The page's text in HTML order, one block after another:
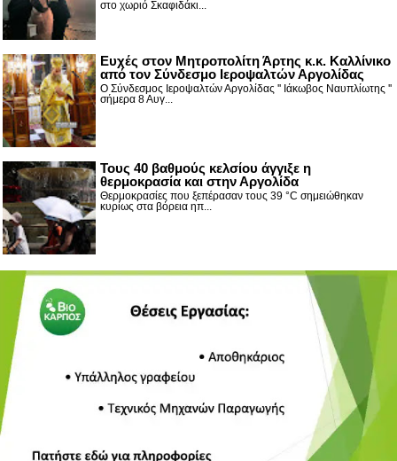
στο χωριό Σκαφιδάκι...
Ευχές στον Μητροπολίτη Άρτης κ.κ. Καλλίνικο
από τον Σύνδεσμο Ιεροψαλτών Αργολίδας
Ο Σύνδεσμος Ιεροψαλτών Αργολίδας '' Ιάκωβος Ναυπλίωτης ''
σήμερα 8 Αυγ...
Τους 40 βαθμούς κελσίου άγγιξε η
θερμοκρασία και στην Αργολίδα
Θερμοκρασίες που ξεπέρασαν τους 39 °C σημειώθηκαν
κυρίως στα βόρεια ηπ...